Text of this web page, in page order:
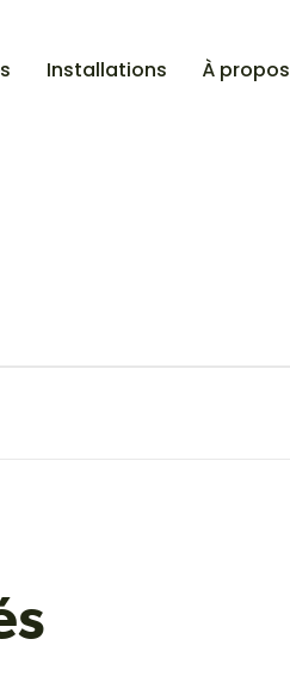
Installations À propos